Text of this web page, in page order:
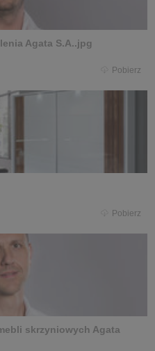
Agata S.A..jpg
Pobierz
Pobierz
skrzyniowych Agata